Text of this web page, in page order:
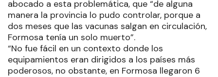
abocado a esta problemática, que “de alguna
manera la provincia lo pudo controlar, porque a
dos meses que las vacunas salgan en circulación,
Formosa tenía un solo muerto”.
“No fue fácil en un contexto donde los
equipamientos eran dirigidos a los países más
poderosos, no obstante, en Formosa llegaron 6